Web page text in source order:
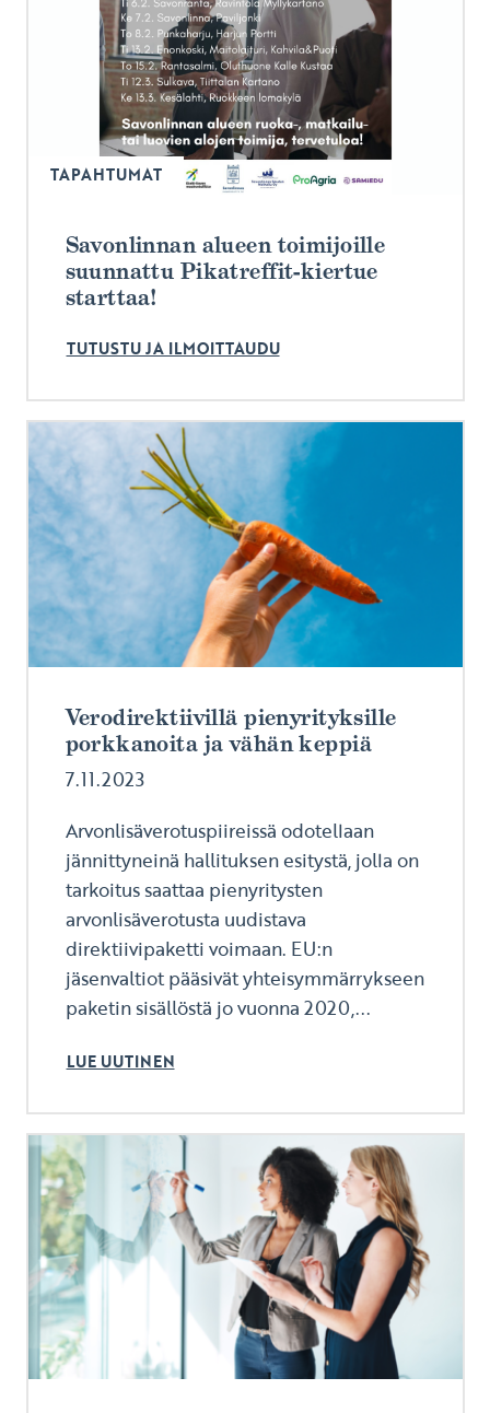
TAPAHTUMAT
Savonlinnan alueen toimijoille
suunnattu Pikatreffit-kiertue
starttaa!
TUTUSTU JA ILMOITTAUDU
Verodirektiivillä pienyrityksille
porkkanoita ja vähän keppiä
7.11.2023
Arvonlisäverotuspiireissä odotellaan
jännittyneinä hallituksen esitystä, jolla on
tarkoitus saattaa pienyritysten
arvonlisäverotusta uudistava
direktiivipaketti voimaan. EU:n
jäsenvaltiot pääsivät yhteisymmärrykseen
paketin sisällöstä jo vuonna 2020,...
LUE UUTINEN